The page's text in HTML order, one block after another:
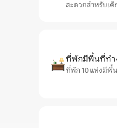
สะดวกสำหรับเด็
ที่พักมีพื้นที่ทำ
ที่พัก 10 แห่งมีพื้